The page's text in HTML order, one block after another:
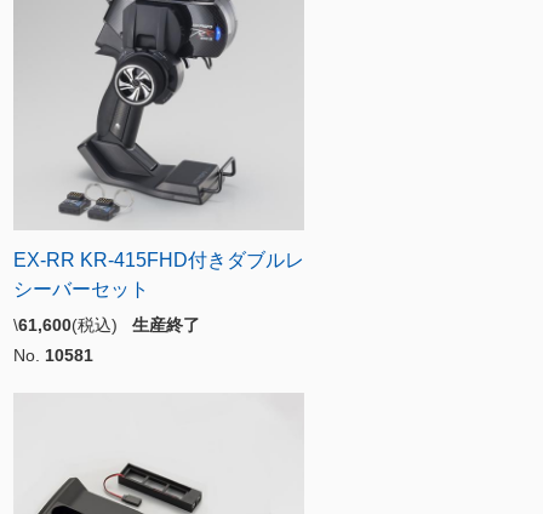
EX-RR KR-415FHD付きダブルレ
シーバーセット
\61,600(税込) 生産終了
No. 10581